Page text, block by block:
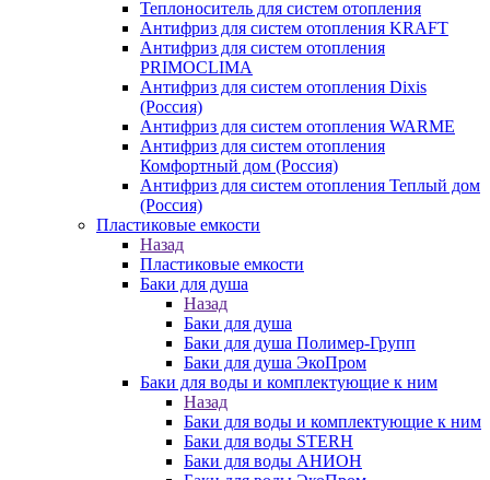
Теплоноситель для систем отопления
Антифриз для систем отопления KRAFT
Антифриз для систем отопления
PRIMOCLIMA
Антифриз для систем отопления Dixis
(Россия)
Антифриз для систем отопления WARME
Антифриз для систем отопления
Комфортный дом (Россия)
Антифриз для систем отопления Теплый дом
(Россия)
Пластиковые емкости
Назад
Пластиковые емкости
Баки для душа
Назад
Баки для душа
Баки для душа Полимер-Групп
Баки для душа ЭкоПром
Баки для воды и комплектующие к ним
Назад
Баки для воды и комплектующие к ним
Баки для воды STERH
Баки для воды АНИОН